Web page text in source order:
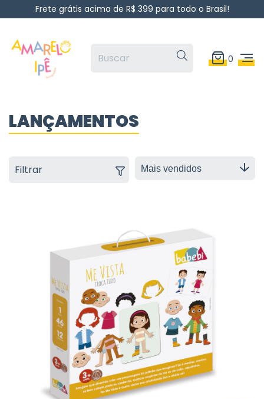
Frete grátis acima de R$ 399 para todo o Brasil!
0
LANÇAMENTOS
Filtrar